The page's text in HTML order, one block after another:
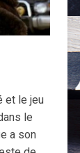
et le jeu
le
a son